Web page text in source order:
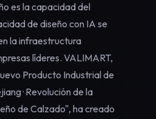
es la capacidad del
de diseño con IA se
la infraestructura
líderes. VALIMART,
Producto Industrial de
· Revolución de la
de Calzado", ha creado